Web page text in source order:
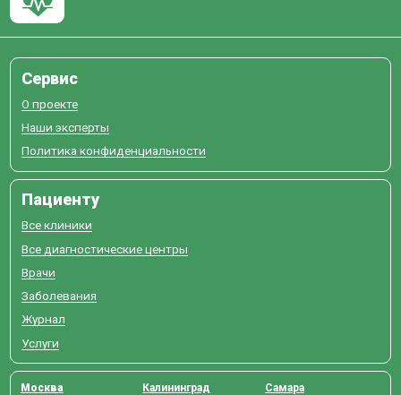
Сервис
О проекте
Наши эксперты
Политика конфиденциальности
Пациенту
Все клиники
Все диагностические центры
Врачи
Заболевания
Журнал
Услуги
Москва
Калининград
Самара